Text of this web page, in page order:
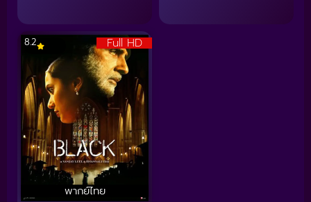
Full HD
พากย์ไทย
8.2